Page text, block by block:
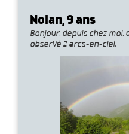
Nolan, 9 ans
Bonjour, depuis chez moi,
observé 2 arcs-en-ciel.